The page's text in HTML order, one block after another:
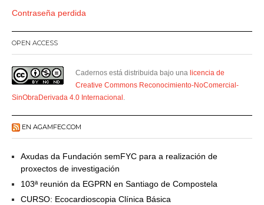
Contraseña perdida
OPEN ACCESS
Cadernos está distribuida bajo una licencia de
Creative Commons Reconocimiento-NoComercial-
SinObraDerivada 4.0 Internacional .
EN AGAMFEC.COM
Axudas da Fundación semFYC para a realización de
proxectos de investigación
103ª reunión da EGPRN en Santiago de Compostela
CURSO: Ecocardioscopia Clínica Básica